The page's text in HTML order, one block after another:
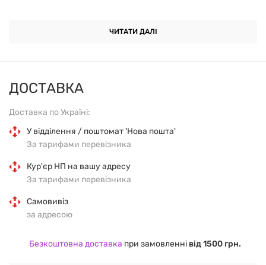
ДОСТАВКА
Доставка по Україні:
У відділення / поштомат 'Нова пошта'
За тарифами перевізника
Кур'єр НП на вашу адресу
За тарифами перевізника
Самовивіз
за адресою
Безкоштовна доставка при замовленні від 1500 грн.
ЧИТАТИ ДАЛІ